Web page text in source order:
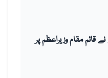
قائم مقام وزیراعظم پر